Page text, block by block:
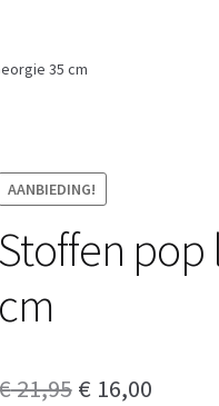
35 cm
AANBIEDING!
Stoffen pop
cm
21,95 € 16,00Huidige